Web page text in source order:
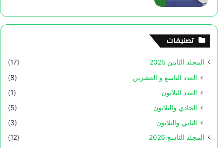
تصنيفات
المجلد الثامن 2025 (17)
العدد التاسع و العشرين
(8)
العدد الثلاثون
(1)
الحادي والثلاثون
(5)
الثاني والثلاثون
(3)
المجلد التاسع 2026 (12)